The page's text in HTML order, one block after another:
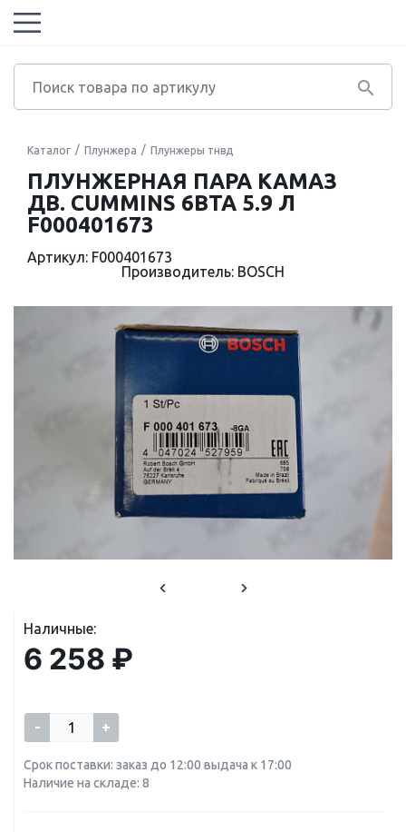
Каталог Плунжера Плунжеры тнвд
ПЛУНЖЕРНАЯ ПАРА KAMAЗ
ДВ. CUMMINS 6BTA 5.9 Л
F000401673
Артикул: F000401673
Производитель: BOSCH
Наличные:
6 258 ₽
- +
Срок поставки: заказ до 12:00 выдача к 17:00
Наличие на складе: 8